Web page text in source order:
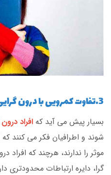
3.تفاوت کمرویی با درون گرایی
بسیار پیش می آید که افراد
شوند و اطرافیان فکر می کنند که
موثر را ندارند، هرچند که افراد
گرا، دایره ارتباطات محدودتری